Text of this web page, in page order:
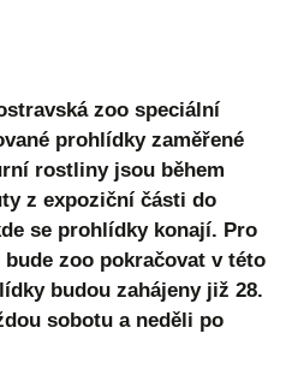
zoo speciální
prohlídky zaměřené
rostliny jsou během
z expoziční části do
se prohlídky konají. Pro
zoo pokračovat v této
budou zahájeny již 28.
sobotu a neděli po